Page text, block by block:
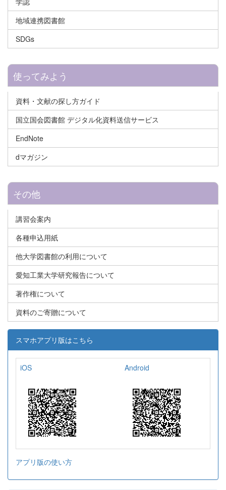
地域連携図書館
SDGs
使ってみよう
資料・文献の探し方ガイド
国立国会図書館 デジタル化資料送信サービス
EndNote
dマガジン
その他
講習会案内
各種申込用紙
他大学図書館の利用について
愛知工業大学研究報告について
著作権について
資料のご寄贈について
スマホアプリ版はこちら
iOS Android
アプリ版の使い方